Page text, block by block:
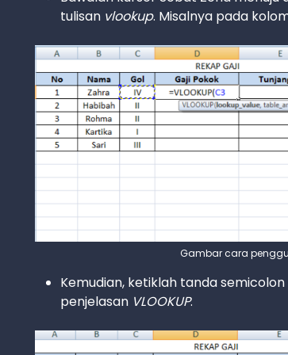
tulisan vlookup. Misalnya pada
Gambar cara
Kemudian, ketiklah tanda
penjelasan VLOOKUP.